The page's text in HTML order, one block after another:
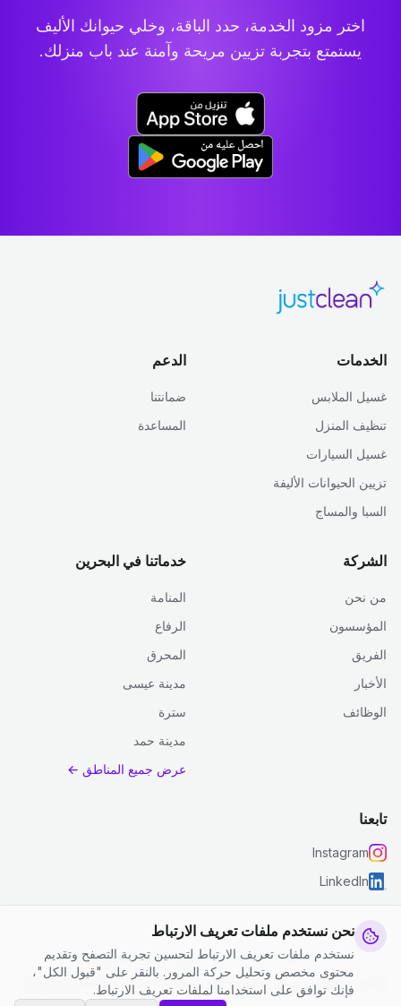
نحن نستخدم ملفات تعريف الارتباط
نستخدم ملفات تعريف الارتباط لتحسين تجربة التصفح وتقديم
محتوى مخصص وتحليل حركة المرور. بالنقر على "قبول الكل"،
فإنك توافق على استخدامنا لملفات تعريف الارتباط.
اختر مزود الخدمة، حدد الباقة، وخلي حيوانك الأليف
يستمتع بتجربة تزيين مريحة وآمنة عند باب منزلك.
الخدمات
غسيل الملابس
تنظيف المنزل
غسيل السيارات
تزيين الحيوانات الأليفة
السبا والمساج
الدعم
ضمانتنا
المساعدة
الشركة
من نحن
المؤسسون
الفريق
الأخبار
الوظائف
خدماتنا في البحرين
المنامة
الرفاع
المحرق
مدينة عيسى
سترة
مدينة حمد
عرض جميع المناطق ←
تابعنا
Instagram
LinkedIn
© 2026 جست كلين. جميع الحقوق محفوظة.
سياسة الخصوصية
الشروط والأحكام | إعدادات ملفات تعريف الارتباط